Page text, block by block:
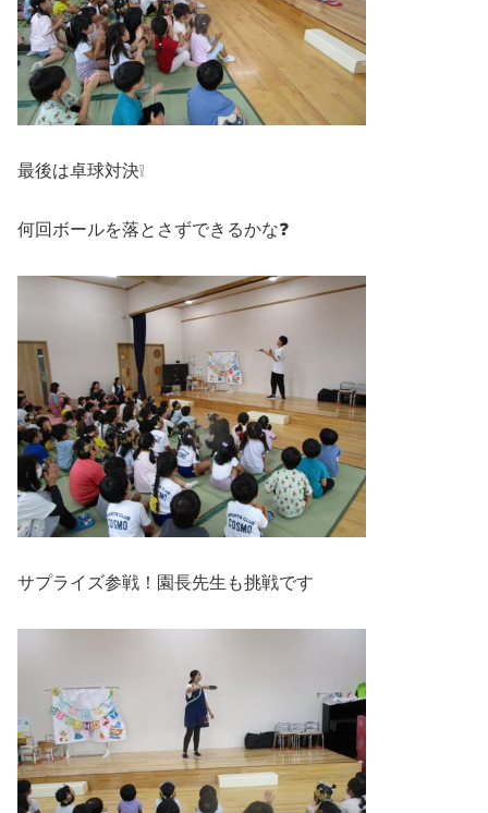
最後は卓球対決❕
何回ボールを落とさずできるかな❓
サプライズ参戦！園長先生も挑戦です